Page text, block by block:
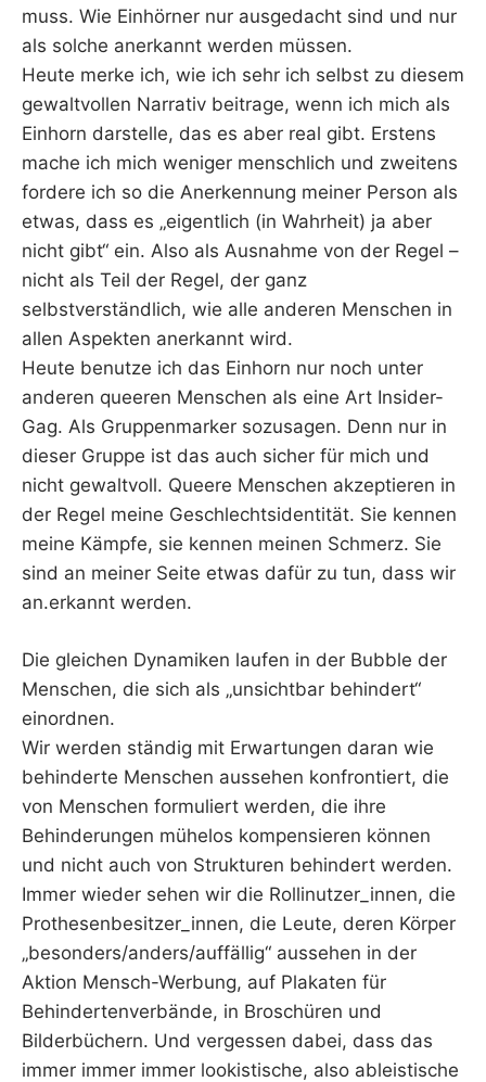
muss. Wie Einhörner nur ausgedacht sind und nur
als solche anerkannt werden müssen.
Heute merke ich, wie ich sehr ich selbst zu diesem
gewaltvollen Narrativ beitrage, wenn ich mich als
Einhorn darstelle, das es aber real gibt. Erstens
mache ich mich weniger menschlich und zweitens
fordere ich so die Anerkennung meiner Person als
etwas, dass es „eigentlich (in Wahrheit) ja aber
nicht gibt“ ein. Also als Ausnahme von der Regel –
nicht als Teil der Regel, der ganz
selbstverständlich, wie alle anderen Menschen in
allen Aspekten anerkannt wird.
Heute benutze ich das Einhorn nur noch unter
anderen queeren Menschen als eine Art Insider-
Gag. Als Gruppenmarker sozusagen. Denn nur in
dieser Gruppe ist das auch sicher für mich und
nicht gewaltvoll. Queere Menschen akzeptieren in
der Regel meine Geschlechtsidentität. Sie kennen
meine Kämpfe, sie kennen meinen Schmerz. Sie
sind an meiner Seite etwas dafür zu tun, dass wir
an.erkannt werden.
Die gleichen Dynamiken laufen in der Bubble der
Menschen, die sich als „unsichtbar behindert“
einordnen.
Wir werden ständig mit Erwartungen daran wie
behinderte Menschen aussehen konfrontiert, die
von Menschen formuliert werden, die ihre
Behinderungen mühelos kompensieren können
und nicht auch von Strukturen behindert werden.
Immer wieder sehen wir die Rollinutzer_innen, die
Prothesenbesitzer_innen, die Leute, deren Körper
„besonders/anders/auffällig“ aussehen in der
Aktion Mensch-Werbung, auf Plakaten für
Behindertenverbände, in Broschüren und
Bilderbüchern. Und vergessen dabei, dass das
immer immer immer lookistische, also ableistische